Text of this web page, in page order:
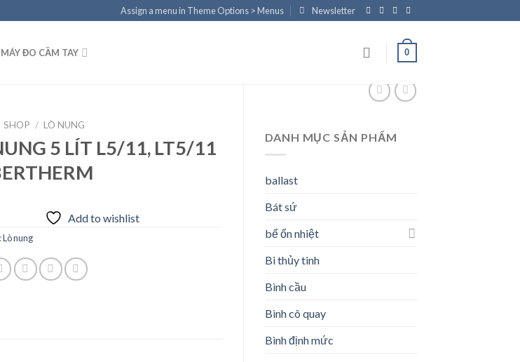
Assign a menu in Theme Options > Menus Newsletter
MÁY ĐO CẦM TAY 0
DANH MỤC SẢN PHẨM
ballast
Bát sứ
bể ổn nhiệt
Bi thủy tinh
Bình cầu
Bình cô quay
Bình định mức
SHOP / LÒ NUNG
5 LÍT L5/11, LT5/11
Add to wishlist
Lò nung